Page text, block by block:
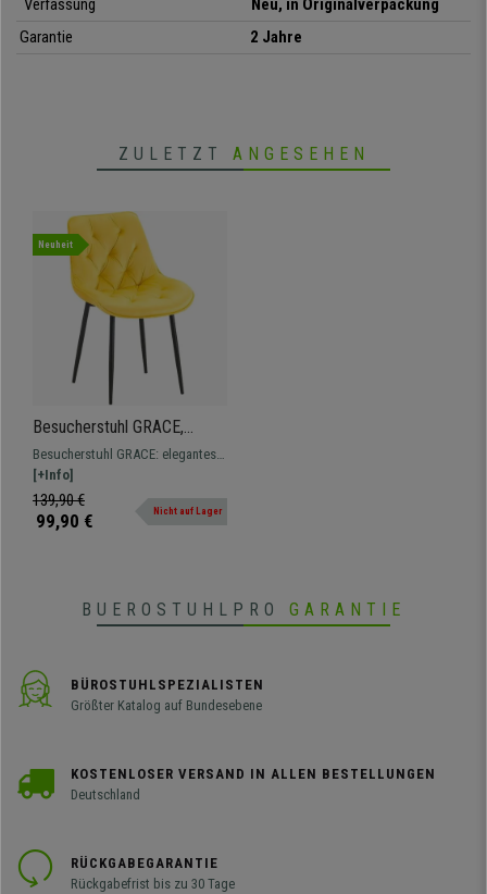
Verfassung
Neu, in Originalverpackung
Garantie
2 Jahre
ZULETZT ANGESEHEN
Neuheit
Besucherstuhl GRACE,
schwarzes Metallgestell,
elegantes Design in Samt,
Farbe Gelb
Besucherstuhl GRACE: elegantes,
funktionelles Design, mit
angenehm weichem Samtbezug
[+Info]
139,90 €
99,90 € Nicht auf Lager
BUEROSTUHLPRO GARANTIE
BÜROSTUHLSPEZIALISTEN
Größter Katalog auf Bundesebene
KOSTENLOSER VERSAND IN ALLEN BESTELLUNGEN
Deutschland
RÜCKGABEGARANTIE
Rückgabefrist bis zu 30 Tage